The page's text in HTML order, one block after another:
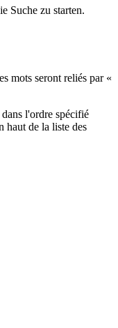
Suche zu starten.
mots seront reliés par «
l'ordre spécifié
haut de la liste des